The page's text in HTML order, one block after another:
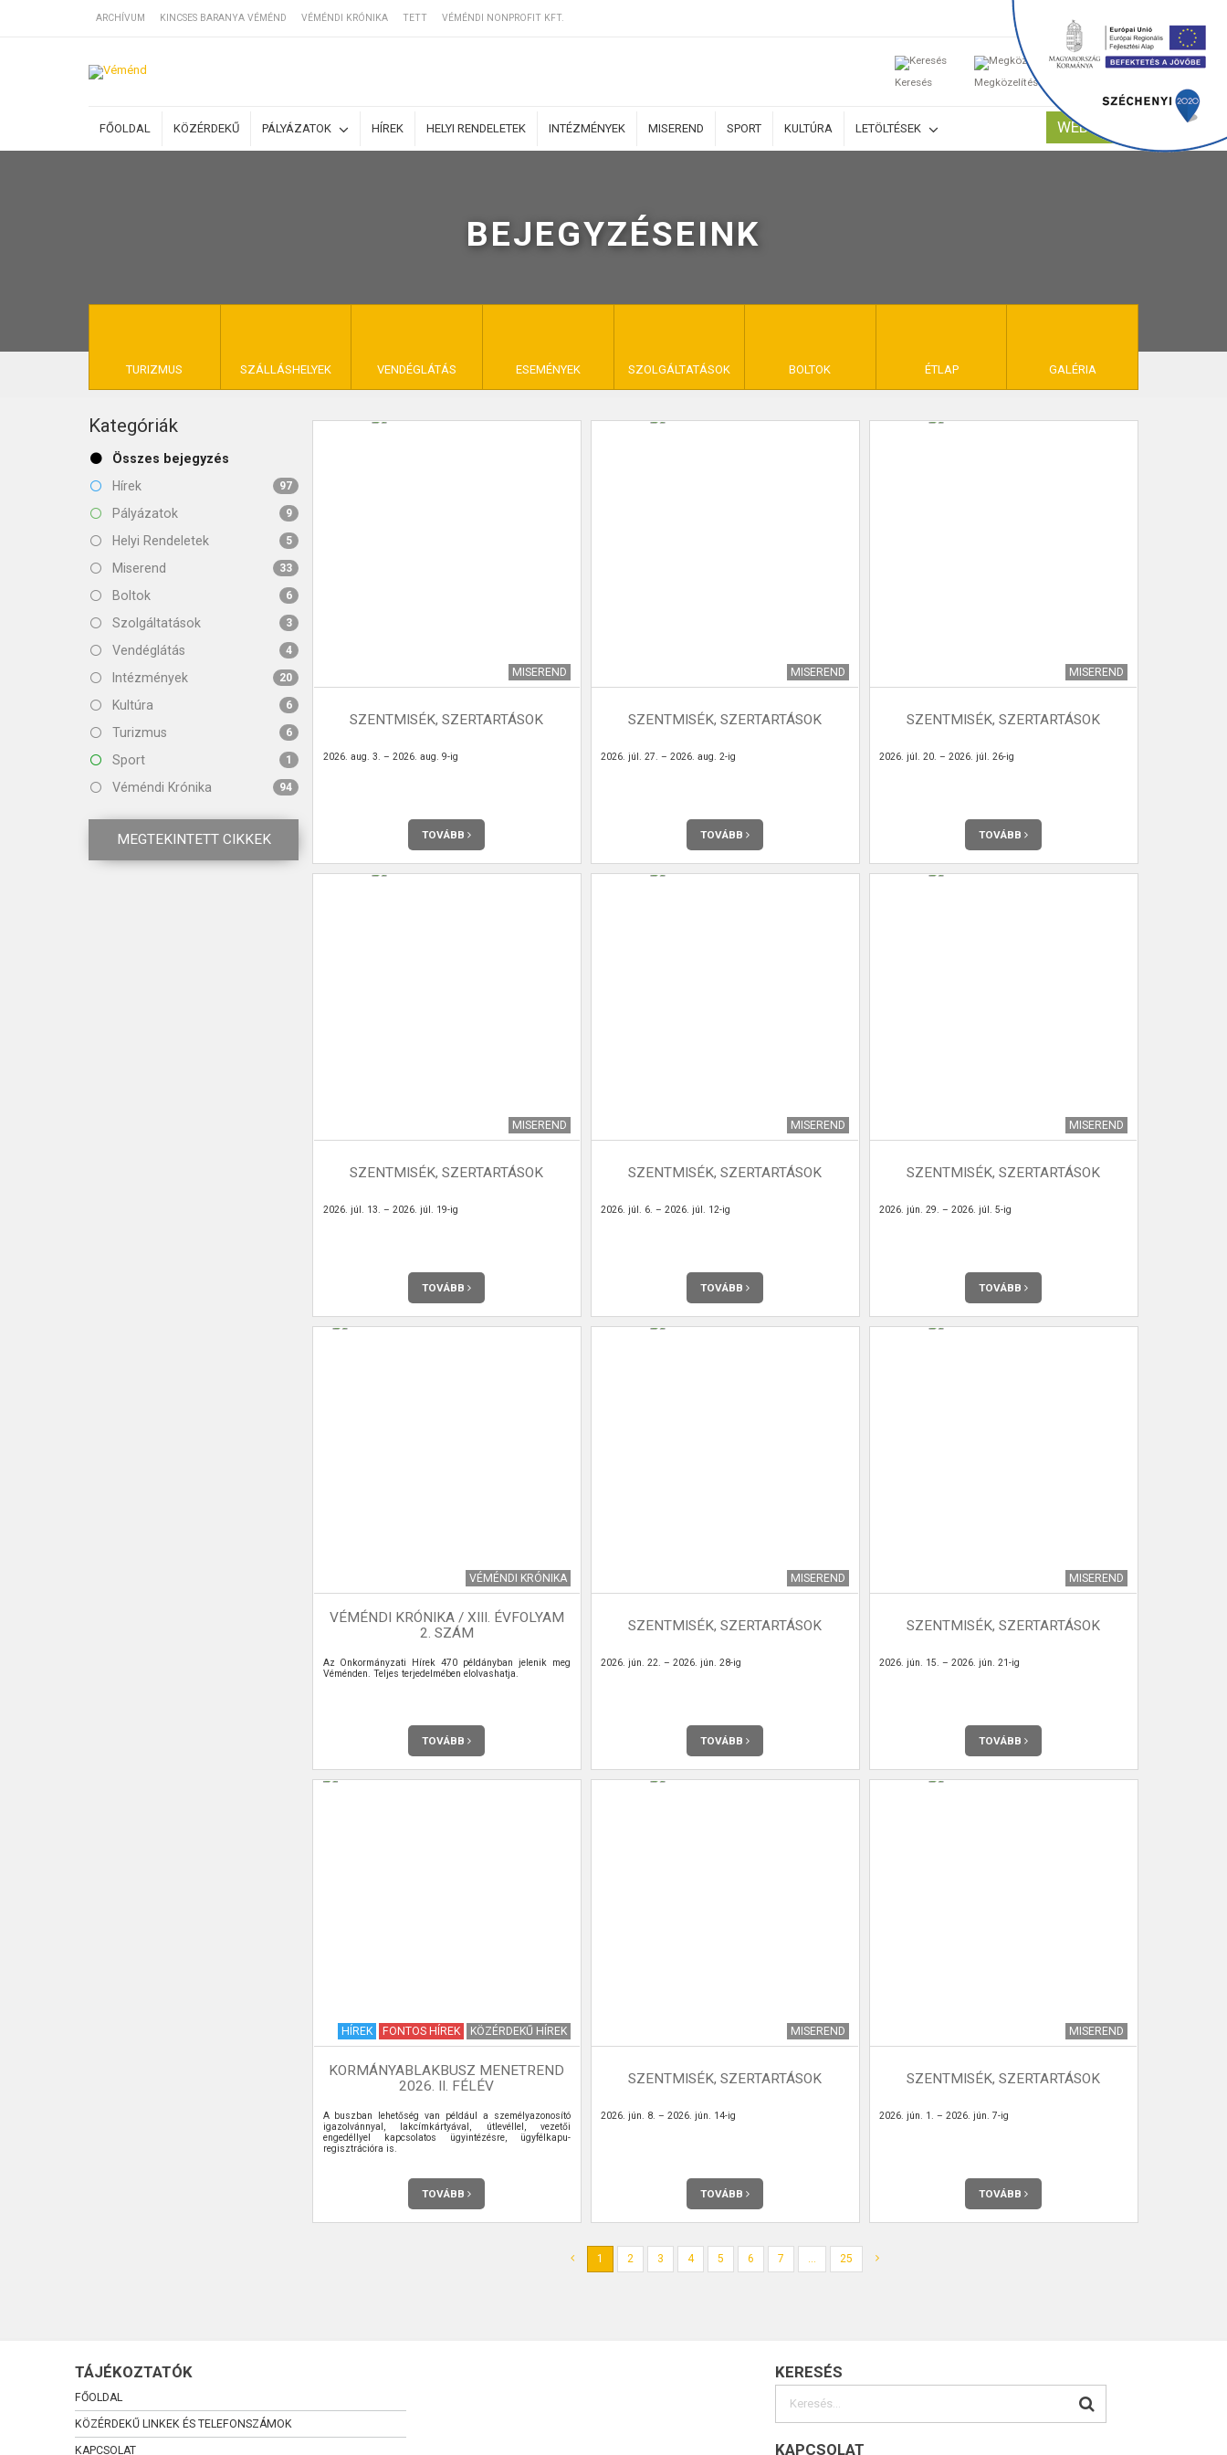
ARCHÍVUM KINCSES BARANYA VÉMÉND VÉMÉNDI KRÓNIKA TETT VÉMÉNDI NONPROFIT KFT.
Keresés Megközelítés
0
FŐOLDAL KÖZÉRDEKŰ PÁLYÁZATOK HÍREK HELYI RENDELETEK INTÉZMÉNYEK MISEREND SPORT KULTÚRA LETÖLTÉSEK WEBSHOP
BEJEGYZÉSEINK
TURIZMUS SZÁLLÁSHELYEK VENDÉGLÁTÁS ESEMÉNYEK SZOLGÁLTATÁSOK BOLTOK ÉTLAP GALÉRIA
SZÁLLÁSOK
BEJEGYZÉSEK
ÁLTALÁNOS SZERZŐDÉSI FELTÉTELEK
KINCSES BARANYA VÉMÉND
KAPCSOLAT
Kategóriák
Összes bejegyzés
Hírek
97
Pályázatok 9
Helyi Rendeletek 5
Miserend 33
Boltok 6
Szolgáltatások 3
Vendéglátás 4
Intézmények 20
Kultúra 6
Turizmus 6
Sport 1
Véméndi Krónika 94
MEGTEKINTETT CIKKEK
MISEREND
SZENTMISÉK, SZERTARTÁSOK
2026. aug. 3. – 2026. aug. 9-ig
TOVÁBB
MISEREND
SZENTMISÉK, SZERTARTÁSOK
2026. júl. 27. – 2026. aug. 2-ig
TOVÁBB
MISEREND
SZENTMISÉK, SZERTARTÁSOK
2026. júl. 20. – 2026. júl. 26-ig
TOVÁBB
MISEREND
SZENTMISÉK, SZERTARTÁSOK
2026. júl. 13. – 2026. júl. 19-ig
TOVÁBB
MISEREND
SZENTMISÉK, SZERTARTÁSOK
2026. júl. 6. – 2026. júl. 12-ig
TOVÁBB
MISEREND
SZENTMISÉK, SZERTARTÁSOK
2026. jún. 29. – 2026. júl. 5-ig
TOVÁBB
VÉMÉNDI KRÓNIKA
VÉMÉNDI KRÓNIKA / XIII. ÉVFOLYAM
2. SZÁM
Az Önkormányzati Hírek 470 példányban jelenik meg
Véménden. Teljes terjedelmében elolvashatja.
TOVÁBB
MISEREND
SZENTMISÉK, SZERTARTÁSOK
2026. jún. 22. – 2026. jún. 28-ig
TOVÁBB
MISEREND
SZENTMISÉK, SZERTARTÁSOK
2026. jún. 15. – 2026. jún. 21-ig
TOVÁBB
HÍREK FONTOS HÍREK KÖZÉRDEKŰ HÍREK
KORMÁNYABLAKBUSZ MENETREND
2026. II. FÉLÉV
A buszban lehetőség van például a személyazonosító
igazolvánnyal, lakcímkártyával, útlevéllel, vezetői
engedéllyel kapcsolatos ügyintézésre, ügyfélkapu-
regisztrációra is.
TOVÁBB
MISEREND
SZENTMISÉK, SZERTARTÁSOK
2026. jún. 8. – 2026. jún. 14-ig
TOVÁBB
MISEREND
SZENTMISÉK, SZERTARTÁSOK
2026. jún. 1. – 2026. jún. 7-ig
TOVÁBB
1 2 3 4 5 6 7 ... 25
TÁJÉKOZTATÓK
FŐOLDAL
KÖZÉRDEKŰ LINKEK ÉS TELEFONSZÁMOK
KAPCSOLAT
KERESÉS
KAPCSOLAT